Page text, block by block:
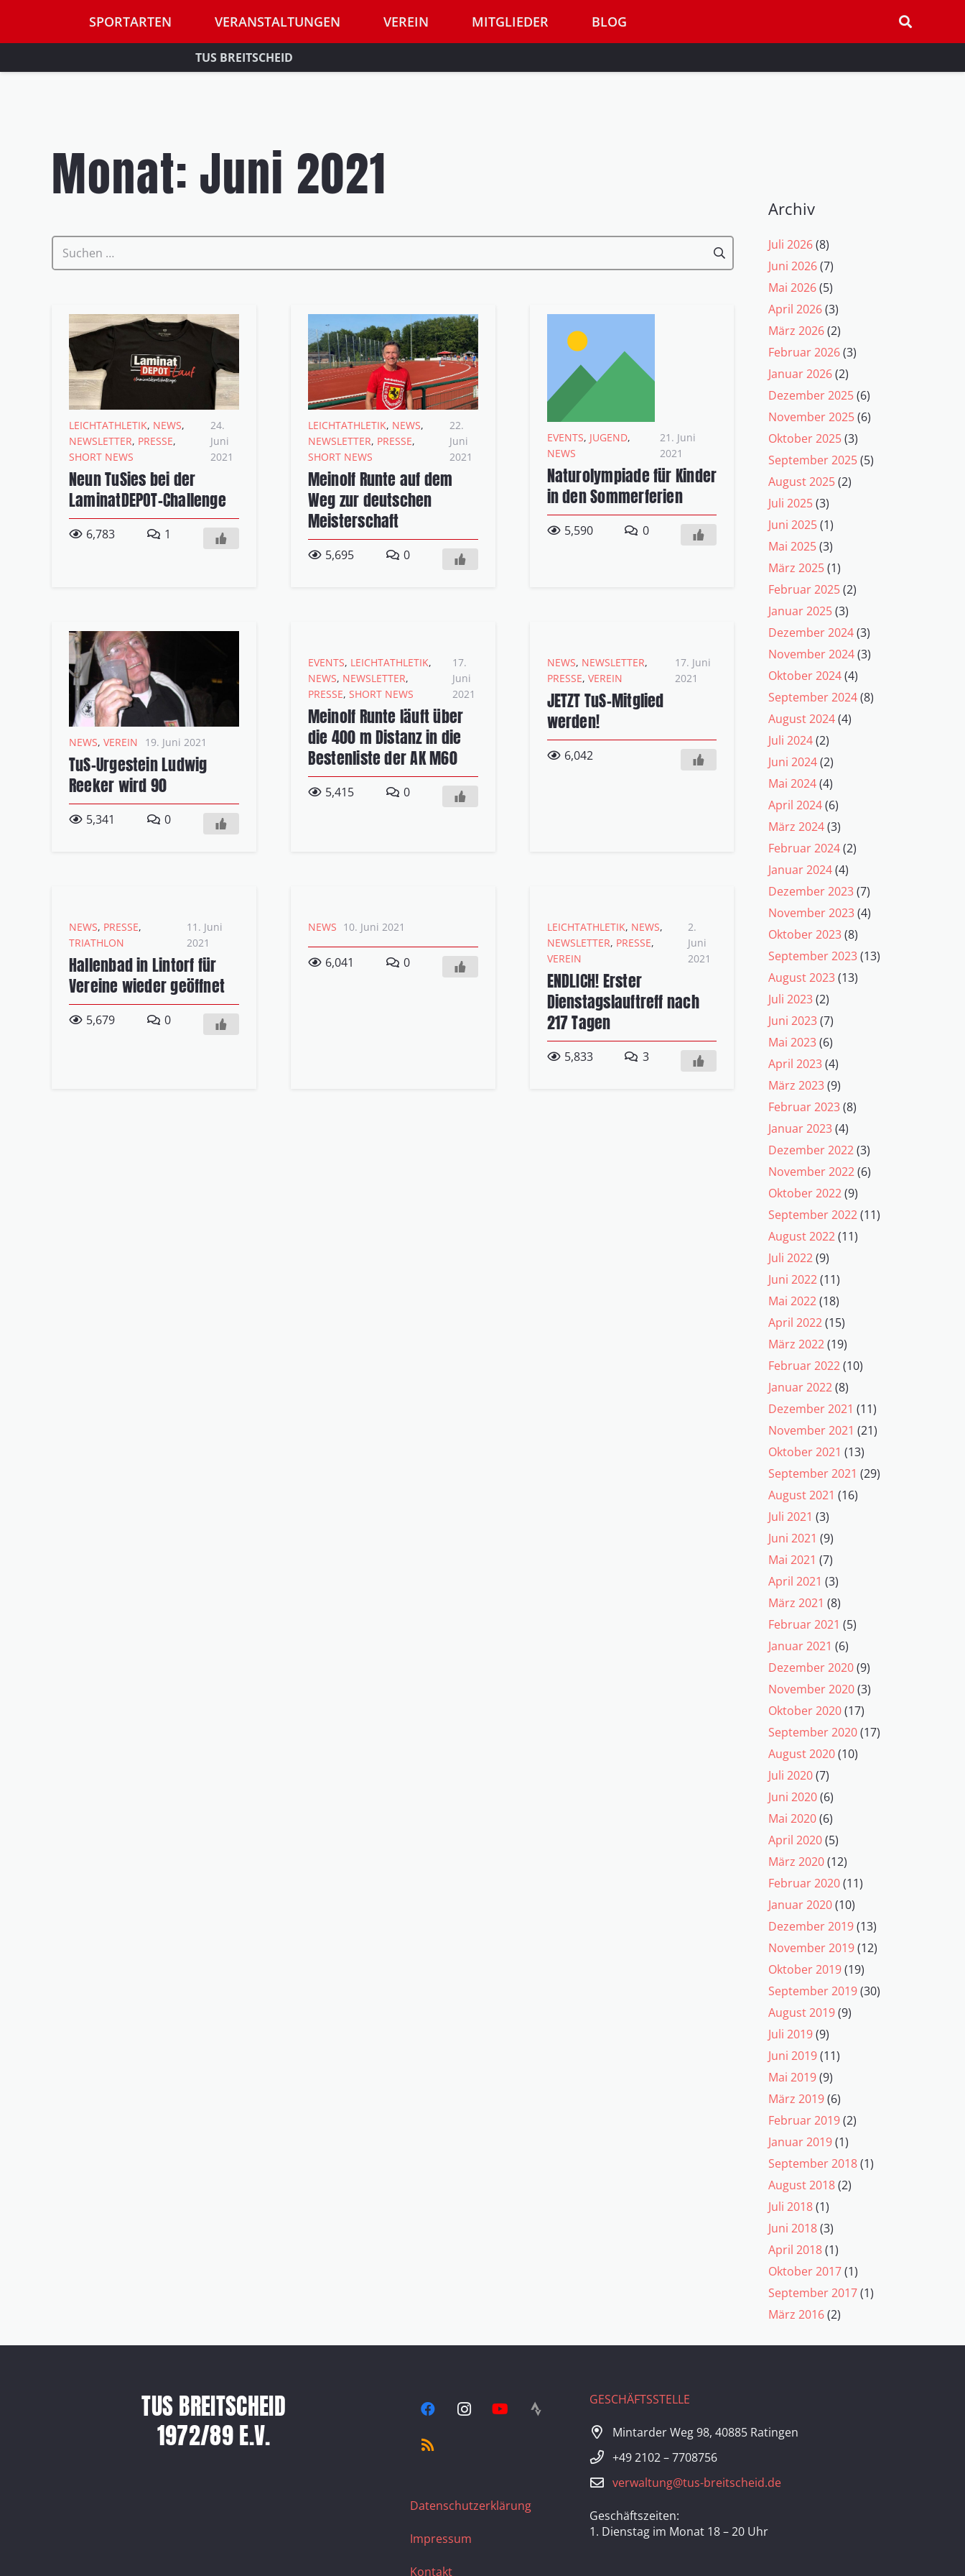
SPORTARTEN VERANSTALTUNGEN VEREIN MITGLIEDER BLOG
TUS BREITSCHEID
Monat: Juni 2021
Suchen
nach:
LEICHTATHLETIK, NEWS,
NEWSLETTER, PRESSE,
SHORT NEWS
24.
Juni
2021
Neun TuSies bei der
LaminatDEPOT-Challenge
6,783 1 Kommentar
LEICHTATHLETIK, NEWS,
NEWSLETTER, PRESSE,
SHORT NEWS
22.
Juni
2021
Meinolf Runte auf dem
Weg zur deutschen
Meisterschaft
5,695 0
EVENTS, JUGEND,
NEWS
21. Juni
2021
Naturolympiade für Kinder
in den Sommerferien
5,590 0
NEWS, VEREIN 19. Juni 2021
TuS-Urgestein Ludwig
Reeker wird 90
5,341 0
EVENTS, LEICHTATHLETIK,
NEWS, NEWSLETTER,
PRESSE, SHORT NEWS
17.
Juni
2021
Meinolf Runte läuft über
die 400 m Distanz in die
Bestenliste der AK M60
5,415 0
NEWS, NEWSLETTER,
PRESSE, VEREIN
17. Juni
2021
JETZT TuS-Mitglied
werden!
6,042
NEWS, PRESSE,
TRIATHLON
11. Juni
2021
Hallenbad in Lintorf für
Vereine wieder geöffnet
5,679 0
NEWS 10. Juni 2021
6,041 0
LEICHTATHLETIK, NEWS,
NEWSLETTER, PRESSE,
VEREIN
2.
Juni
2021
ENDLICH! Erster
Dienstagslauftreff nach
217 Tagen
5,833 3Kommentare
Archiv
Juli 2026(8)
Juni 2026(7)
Mai 2026(5)
April 2026(3)
März 2026(2)
Februar 2026(3)
Januar 2026(2)
Dezember 2025(6)
November 2025(6)
Oktober 2025(3)
September 2025(5)
August 2025(2)
Juli 2025(3)
Juni 2025(1)
Mai 2025(3)
März 2025(1)
Februar 2025(2)
Januar 2025(3)
Dezember 2024(3)
November 2024(3)
Oktober 2024(4)
September 2024(8)
August 2024(4)
Juli 2024(2)
Juni 2024(2)
Mai 2024(4)
April 2024(6)
März 2024(3)
Februar 2024(2)
Januar 2024(4)
Dezember 2023(7)
November 2023(4)
Oktober 2023(8)
September 2023(13)
August 2023(13)
Juli 2023(2)
Juni 2023(7)
Mai 2023(6)
April 2023(4)
März 2023(9)
Februar 2023(8)
Januar 2023(4)
Dezember 2022(3)
November 2022(6)
Oktober 2022(9)
September 2022(11)
August 2022(11)
Juli 2022(9)
Juni 2022(11)
Mai 2022(18)
April 2022(15)
März 2022(19)
Februar 2022(10)
Januar 2022(8)
Dezember 2021 (11)
November 2021 (21)
Oktober 2021 (13)
September 2021 (29)
August 2021 (16)
Juli 2021 (3)
Juni 2021 (9)
Mai 2021 (7)
April 2021 (3)
März 2021 (8)
Februar 2021 (5)
Januar 2021 (6)
Dezember 2020(9)
November 2020(3)
Oktober 2020(17)
September 2020(17)
August 2020(10)
Juli 2020(7)
Juni 2020(6)
Mai 2020(6)
April 2020(5)
März 2020(12)
Februar 2020(11)
Januar 2020(10)
Dezember 2019(13)
November 2019(12)
Oktober 2019(19)
September 2019(30)
August 2019(9)
Juli 2019(9)
Juni 2019(11)
Mai 2019(9)
März 2019(6)
Februar 2019(2)
Januar 2019(1)
September 2018(1)
August 2018(2)
Juli 2018(1)
Juni 2018(3)
April 2018(1)
Oktober 2017(1)
September 2017(1)
März 2016(2)
TUS BREITSCHEID
1972/89 E.V.
Datenschutzerklärung
Impressum
Kontakt
GESCHÄFTSSTELLE
Mintarder Weg 98, 40885 Ratingen
+49 2102 – 7708756
verwaltung@tus-breitscheid.de
Geschäftszeiten:
1. Dienstag im Monat 18 – 20 Uhr